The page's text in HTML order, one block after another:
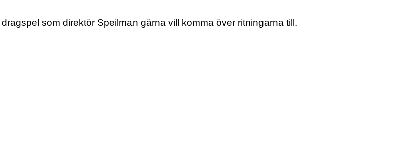
som direktör Speilman gärna vill komma över ritningarna till.